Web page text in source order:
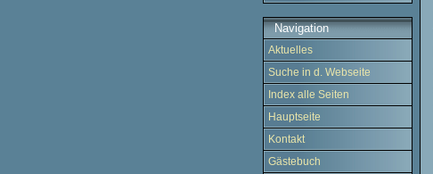
Navigation
Aktuelles
Suche in d. Webseite
Index alle Seiten
Hauptseite
Kontakt
Gästebuch